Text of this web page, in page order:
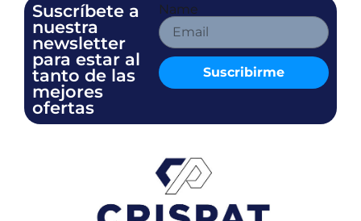
Name
Suscribirme
Suscríbete a
nuestra
newsletter
para estar al
tanto de las
mejores
ofertas